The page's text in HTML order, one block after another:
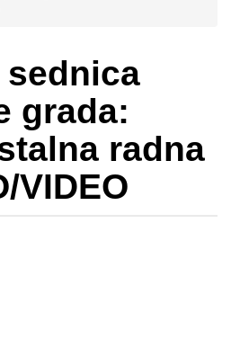
sednica
grada:
radna
VIDEO